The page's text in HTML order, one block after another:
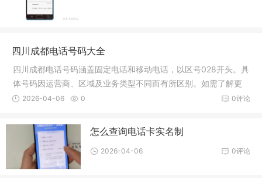
四川成都电话号码大全
四川成都电话号码涵盖固定电话和移动电话，以区号028开头。具
体号码因运营商、区域及业务类型不同而有所区别。如需了解更
多，可查询电话黄页或咨询运营商。
0评论
2026-04-06 0
怎么查询电话卡实名制
0评论
2026-04-06